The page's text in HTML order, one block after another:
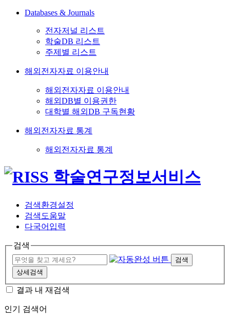
Databases & Journals
전자저널 리스트
학술DB 리스트
주제별 리스트
해외전자자료 이용안내
해외전자자료 이용안내
해외DB별 이용권한
대학별 해외DB 구독현황
해외전자자료 통계
해외전자자료 통계
검색환경설정
검색도움말
다국어입력
검색
검색
상세검색
결과 내 재검색
인기 검색어